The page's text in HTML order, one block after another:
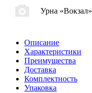
Урна «Вокзал»
Описание
Характеристики
Преимущества
Доставка
Комплектность
Упаковка